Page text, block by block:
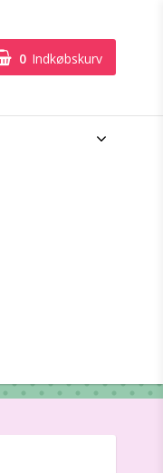
0 Indkøbskurv